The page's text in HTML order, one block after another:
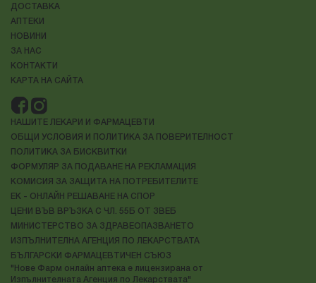
ДОСТАВКА
АПТЕКИ
НОВИНИ
ЗА НАС
КОНТАКТИ
КАРТА НА САЙТА
НАШИТЕ ЛЕКАРИ И ФАРМАЦЕВТИ
ОБЩИ УСЛОВИЯ И ПОЛИТИКА ЗА ПОВЕРИТЕЛНОСТ
ПОЛИТИКА ЗА БИСКВИТКИ
ФОРМУЛЯР ЗА ПОДАВАНЕ НА РЕКЛАМАЦИЯ
КОМИСИЯ ЗА ЗАЩИТА НА ПОТРЕБИТЕЛИТЕ
ЕК - ОНЛАЙН РЕШАВАНЕ НА СПОР
ЦЕНИ ВЪВ ВРЪЗКА С ЧЛ. 55Б ОТ ЗВЕБ
МИНИСТЕРСТВО ЗА ЗДРАВЕОПАЗВАНЕТО
ИЗПЪЛНИТЕЛНА АГЕНЦИЯ ПО ЛЕКАРСТВАТА
БЪЛГАРСКИ ФАРМАЦЕВТИЧЕН СЪЮЗ
"Нове Фарм онлайн аптека е лицензирана от
Изпълнителната Агенция по Лекарствата"